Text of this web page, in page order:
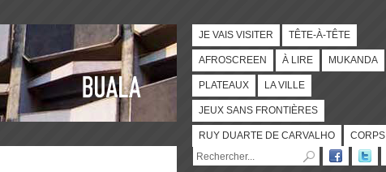
JE VAIS VISITER TÊTE-À-TÊTE
AFROSCREEN À LIRE MUKANDA
PLATEAUX LA VILLE
JEUX SANS FRONTIÈRES
RUY DUARTE DE CARVALHO CORPS